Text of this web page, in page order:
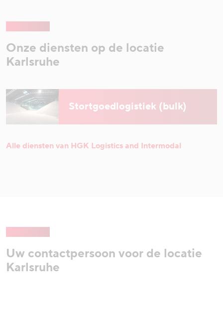
Onze diensten op de locatie
Karlsruhe
Stortgoedlogistiek (bulk)
Alle diensten van HGK Logistics and Intermodal
Uw contactpersoon voor de locatie
Karlsruhe